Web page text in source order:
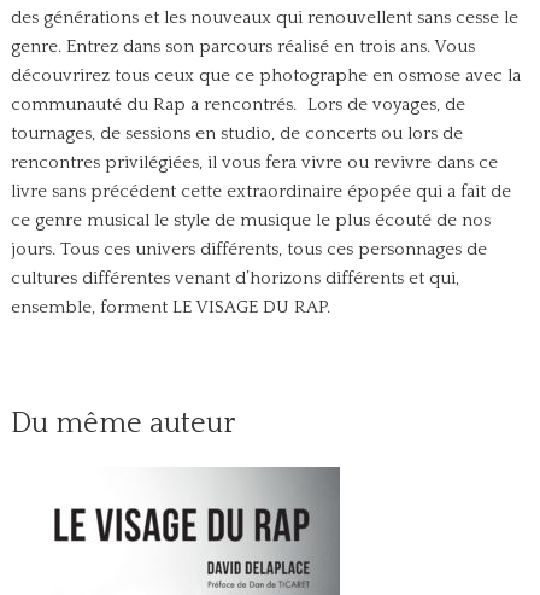
des générations et les nouveaux qui renouvellent sans cesse le
genre.Entrez dans son parcours réalisé en trois ans. Vous
découvrirez tous ceux que ce photographe en osmose avec la
communauté du Rap a rencontrés. Lors de voyages, de
tournages, de sessions en studio, de concerts ou lors de
rencontres privilégiées, il vous fera vivre ou revivre dans ce
livre sans précédent cette extraordinaire épopée qui a fait de
ce genre musical le style de musique le plus écouté de nos
jours. Tous ces univers différents, tous ces personnages de
cultures différentes venant d’horizons différents et qui,
ensemble, forment LE VISAGE DU RAP.
Du même auteur